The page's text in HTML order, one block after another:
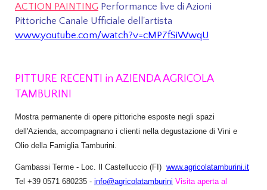
ACTION PAINTING Performance live di Azioni
Pittoriche Canale Ufficiale dell'artista
www.youtube.com/watch?v=cMP7fSiWwqU
PITTURE RECENTI inAZIENDA AGRICOLA
TAMBURINI
Mostra permanente di opere pittoriche esposte negli spazi
dell'Azienda, accompagnano i clienti nella degustazione di Vini e
Olio della Famiglia Tamburini.
Gambassi Terme - Loc. Il Castelluccio (FI) www.agricolatamburini.it
Tel +39 0571 680235 - info@agricolatamburini Visita aperta al